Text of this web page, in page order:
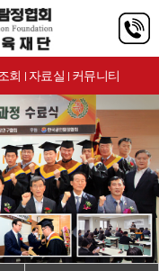
회 | 자료실 | 커뮤니티